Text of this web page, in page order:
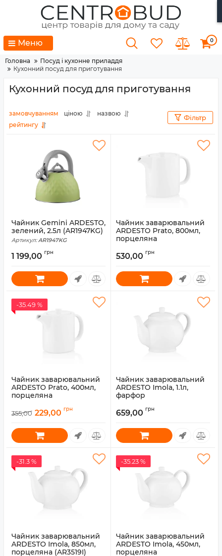
Меню 0
Головна
Посуд і кухонне приладдя
Кухонний посуд для приготування
Кухонний посуд для приготування
замовчуванням ціною
назвою
рейтингу
Фільтр
Чайник Gemini ARDESTO,
зелений, 2.5л (AR1947KG)
Артикул: AR1947KG
1 199,00 грн
Чайник заварювальний
ARDESTO Prato, 800мл,
порцеляна
530,00 грн
-35.49 %
Чайник заварювальний
ARDESTO Prato, 400мл,
порцеляна
355,00 229,00 грн
Чайник заварювальний
ARDESTO Imola, 1.1л,
фарфор
659,00 грн
-31.3 %
Чайник заварювальний
ARDESTO Imola, 850мл,
порцеляна (AR3519I)
-35.23 %
Чайник заварювальний
ARDESTO Imola, 450мл,
порцеляна